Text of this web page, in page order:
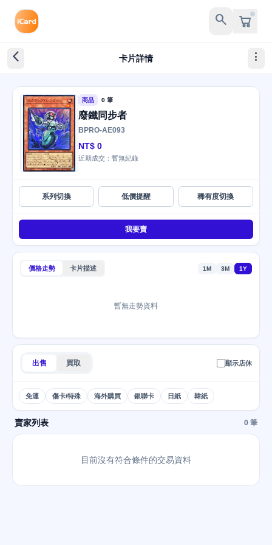
search
arrow_back_ios_new 卡片詳情 more_vert
商品 0 筆
廢鐵同步者
BPRO-AE093
NT$ 0
近期成交：暫無紀錄
系列切換 低價提醒 稀有度切換
我要賣
價格走勢 卡片描述 1M 3M 1Y
暫無走勢資料
出售 買取 顯示店休
免運 傷卡/特殊 海外購買 銀聯卡 日紙 韓紙
賣家列表 0 筆
目前沒有符合條件的交易資料